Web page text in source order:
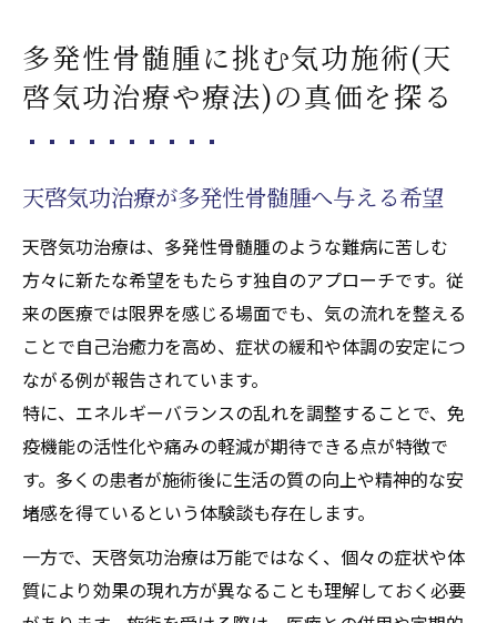
多発性骨髄腫に挑む気功施術(天
啓気功治療や療法)の真価を探る
天啓気功治療が多発性骨髄腫へ与える希望
天啓気功治療は、多発性骨髄腫のような難病に苦しむ
方々に新たな希望をもたらす独自のアプローチです。従
来の医療では限界を感じる場面でも、気の流れを整える
ことで自己治癒力を高め、症状の緩和や体調の安定につ
ながる例が報告されています。
特に、エネルギーバランスの乱れを調整することで、免
疫機能の活性化や痛みの軽減が期待できる点が特徴で
す。多くの患者が施術後に生活の質の向上や精神的な安
堵感を得ているという体験談も存在します。
一方で、天啓気功治療は万能ではなく、個々の症状や体
質により効果の現れ方が異なることも理解しておく必要